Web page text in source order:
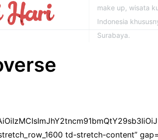
make up, wisata
Indonesia
Surabaya.
td-stretch-content”